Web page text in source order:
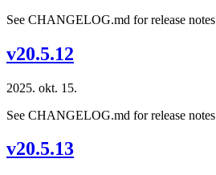
See CHANGELOG.md for release notes
v20.5.12
2025. okt. 15.
See CHANGELOG.md for release notes
v20.5.13